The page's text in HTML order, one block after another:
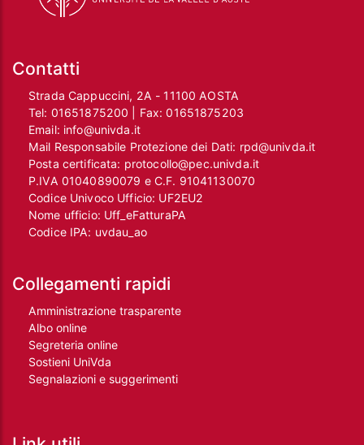
Contatti
Strada Cappuccini, 2A - 11100 AOSTA
Tel: 01651875200 | Fax:01651875203
Email: info@univda.it
Mail Responsabile Protezione dei Dati: rpd@univda.it
Posta certificata: protocollo@pec.univda.it
P.IVA 01040890079 e C.F. 91041130070
Codice Univoco Ufficio: UF2EU2
Nome ufficio: Uff_eFatturaPA
Codice IPA: uvdau_ao
Collegamenti rapidi
Amministrazione trasparente
Albo online
Segreteria online
Sostieni UniVda
Segnalazioni e suggerimenti